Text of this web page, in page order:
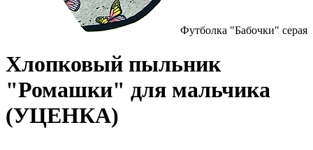
Футболка "Бабочки" серая
Хлопковый пыльник
"Ромашки" для мальчика
(УЦЕНКА)